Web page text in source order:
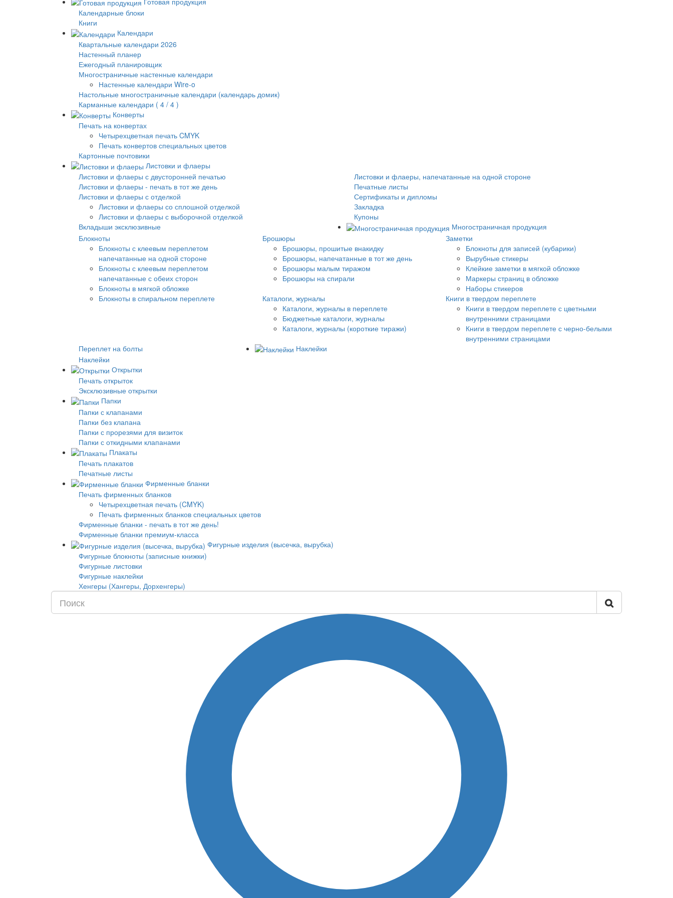
Календарные блоки
Книги
Календари
Квартальные календари 2026
Настенный планер
Ежегодный планировщик
Многостраничные настенные календари
Настенные календари Wire-o
Настольные многостраничные календари (календарь домик)
Карманные календари ( 4 / 4 )
Конверты
Печать на конвертах
Четырехцветная печать CMYK
Печать конвертов специальных цветов
Картонные почтовики
Листовки и флаеры
Листовки и флаеры с двусторонней печатью
Листовки и флаеры, напечатанные на одной стороне
Листовки и флаеры - печать в тот же день
Печатные листы
Листовки и флаеры с отделкой
Листовки и флаеры со сплошной отделкой
Листовки и флаеры с выборочной отделкой
Сертификаты и дипломы
Закладка
Купоны
Вкладыши эксклюзивные
Многостраничная продукция
Блокноты
Блокноты с клеевым переплетом
напечатанные на одной стороне
Блокноты с клеевым переплетом
напечатанные с обеих сторон
Блокноты в мягкой обложке
Блокноты в спиральном переплете
Брошюры
Брошюры, прошитые внакидку
Брошюры, напечатанные в тот же день
Брошюры малым тиражом
Брошюры на спирали
Заметки
Блокноты для записей (кубарики)
Вырубные стикеры
Клейкие заметки в мягкой обложке
Маркеры страниц в обложке
Наборы стикеров
Каталоги, журналы
Каталоги, журналы в переплете
Бюджетные каталоги, журналы
Каталоги, журналы (короткие тиражи)
Книги в твердом переплете
Книги в твердом переплете с цветными
внутренними страницами
Книги в твердом переплете с черно-белыми
внутренними страницами
Переплет на болты
Наклейки
Наклейки
Открытки
Печать открыток
Эксклюзивные открытки
Папки
Папки с клапанами
Папки без клапана
Папки с прорезями для визиток
Папки с откидными клапанами
Плакаты
Печать плакатов
Печатные листы
Фирменные бланки
Печать фирменных бланков
Четырехцветная печать (CMYK)
Печать фирменных бланков специальных цветов
Фирменные бланки - печать в тот же день!
Фирменные бланки премиум-класса
Фигурные изделия (высечка, вырубка)
Фигурные блокноты (записные книжки)
Фигурные листовки
Фигурные наклейки
Хенгеры (Хангеры, Дорхенгеры)